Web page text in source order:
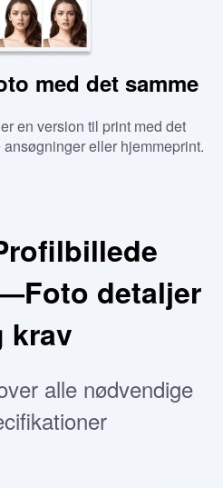
med det samme
en version til print med det
eller hjemmeprint.
detaljer
krav
alle nødvendige